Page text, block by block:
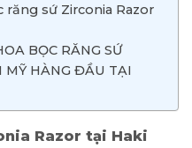
sứ Zirconia Razor
BỌC RĂNG SỨ
MỸ HÀNG ĐẦU TẠI
Razor tại Haki